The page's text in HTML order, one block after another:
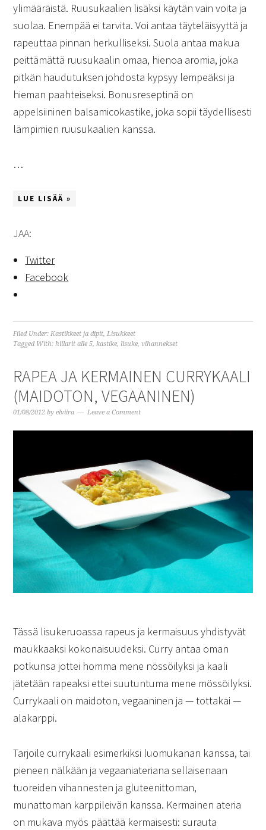
ylimääräistä. Ruusukaalien lisäksi käytän vain voita ja
suolaa. Enempää ei tarvita. Voi antaa täyteläisyyttä ja
rapeuttaa pinnan herkulliseksi. Suola antaa makua
peittämättä ruusukaalin omaa, hienoa aromia, joka
pitkän haudutuksen johdosta kypsyy lempeäksi ja
hieman paahteiseksi. Bonusreseptinä on
appelsiininen balsamicokastike, joka sopii täydellisesti
lämpimien ruusukaalien kanssa.
…
LUE LISÄÄ »
JAA:
Twitter
Facebook
Filed Under:Kastikkeet ja dipit,Lisukkeet
Tagged With:hiilarit alle 5,kastike, lisuke,vihannekset
RAPEA JA KERMAINEN CURRYKAALI
(MAIDOTON, VEGAANINEN)
01/08/2012 byelviira Leave a Comment
Tässä lisukeruoassa rapeus ja kermaisuus yhdistyvät
maukkaaksi kokonaisuudeksi. Curry antaa oman
potkunsa jottei homma mene nössöilyksi ja kaali
jätetään rapeaksi ettei suutuntuma mene mössöilyksi.
Currykaali on maidoton, vegaaninen ja — tottakai —
alakarppi.
Tarjoile currykaali esimerkiksi luomukanan kanssa, tai
pieneen nälkään ja vegaaniateriana sellaisenaan
tuoreiden vihannesten ja gluteenittoman,
munattoman karppileivän kanssa. Kermainen ateria
on mukava myös päättää kermaisesti: surauta